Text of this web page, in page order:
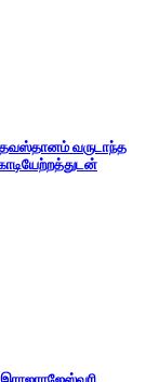
வருடாந்த